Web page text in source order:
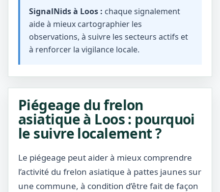
SignalNids à Loos : chaque signalement
aide à mieux cartographier les
observations, à suivre les secteurs actifs et
à renforcer la vigilance locale.
Piégeage du frelon
asiatique à Loos : pourquoi
le suivre localement ?
Le piégeage peut aider à mieux comprendre
l’activité du frelon asiatique à pattes jaunes sur
une commune, à condition d’être fait de façon